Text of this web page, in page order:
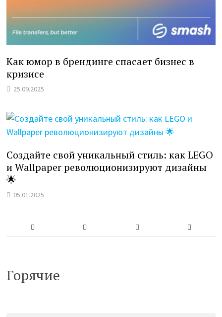
Как юмор в брендинге спасает бизнес в
кризисе
25.09.2025
Создайте свой уникальный стиль: как LEGO
и Wallpaper революционизируют дизайны
🌟
05.01.2025
Горячие